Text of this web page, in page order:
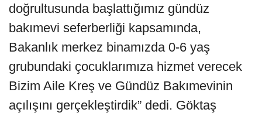
doğrultusunda başlattığımız gündüz
bakımevi seferberliği kapsamında,
Bakanlık merkez binamızda 0-6 yaş
grubundaki çocuklarımıza hizmet verecek
Bizim Aile Kreş ve Gündüz Bakımevinin
açılışını gerçekleştirdik” dedi. Göktaş